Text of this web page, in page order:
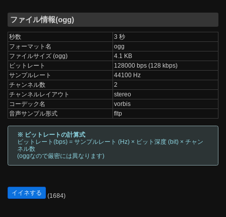
ファイル情報(ogg)
秒数
3 秒
フォーマット名
ogg
ファイルサイズ (ogg)
4.1 KB
ビットレート
128000 bps (128 kbps)
サンプルレート
44100 Hz
チャンネル数
2
チャンネルレイアウト
stereo
コーデック名
vorbis
音声サンプル形式
fltp
※ ビットレートの計算式
ビットレート(bps) = サンプルレート (Hz) × ビット深度 (bit) × チャン
ネル数
(oggなので厳密には異なります)
イイネする (1684)